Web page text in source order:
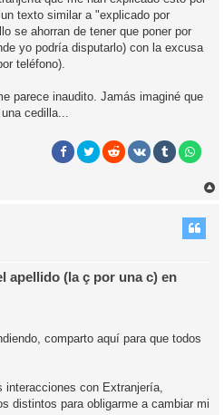
texto similar a "explicado por
se ahorran de tener que poner por
yo podría disputarlo) con la excusa
teléfono).
parece inaudito. Jamás imaginé que
cedilla...
apellido (la ç por una c) en
comparto aquí para que todos
interacciones con Extranjería,
distintos para obligarme a cambiar mi